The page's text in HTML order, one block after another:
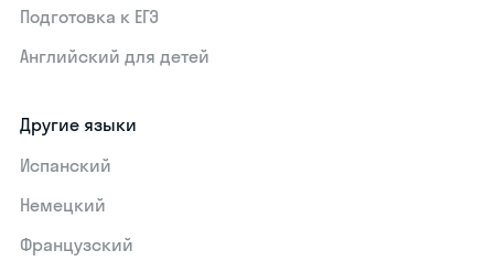
Подготовка к ЕГЭ
Английский для детей
Другие языки
Испанский
Немецкий
Французский